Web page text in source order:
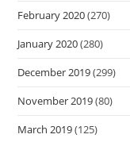
February 2020(270)
January 2020(280)
December 2019(299)
November 2019(80)
March 2019(125)